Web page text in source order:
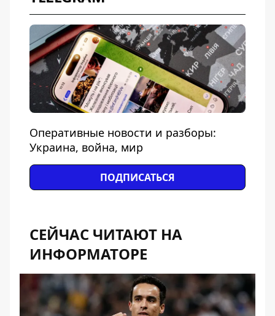
Оперативные новости и разборы:
Украина, война, мир
ПОДПИСАТЬСЯ
СЕЙЧАС ЧИТАЮТ НА
ИНФОРМАТОРЕ